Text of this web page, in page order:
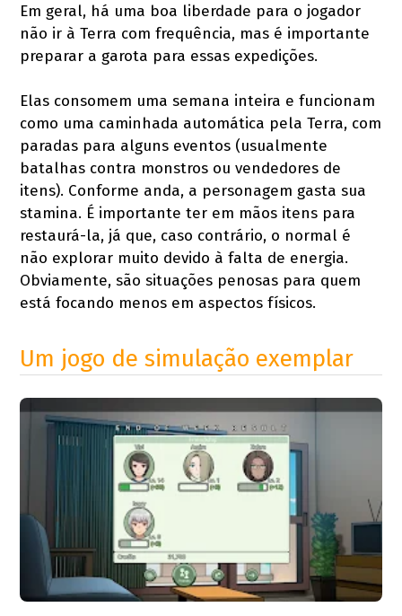
Em geral, há uma boa liberdade para o jogador
não ir à Terra com frequência, mas é importante
preparar a garota para essas expedições.
Elas consomem uma semana inteira e funcionam
como uma caminhada automática pela Terra, com
paradas para alguns eventos (usualmente
batalhas contra monstros ou vendedores de
itens). Conforme anda, a personagem gasta sua
stamina. É importante ter em mãos itens para
restaurá-la, já que, caso contrário, o normal é
não explorar muito devido à falta de energia.
Obviamente, são situações penosas para quem
está focando menos em aspectos físicos.
Um jogo de simulação exemplar